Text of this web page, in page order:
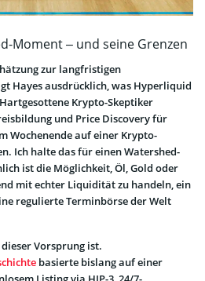
Moment – und seine Grenzen
zur langfristigen
Hayes ausdrücklich, was Hyperliquid
Krypto-Skeptiker
und Price Discovery für
Wochenende auf einer Krypto-
Ich halte das für einen Watershed-
ist die Möglichkeit, Öl, Gold oder
mit echter Liquidität zu handeln, ein
regulierte Terminbörse der Welt
Vorsprung ist.
basierte bislang auf einer